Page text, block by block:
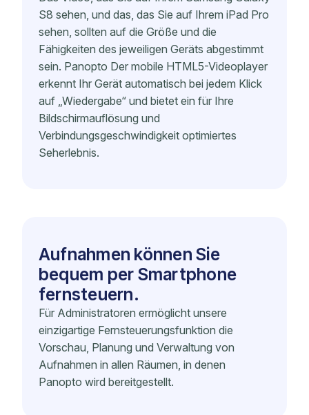
S8 sehen, und das, das Sie auf Ihrem iPad Pro
sehen, sollten auf die Größe und die
Fähigkeiten des jeweiligen Geräts abgestimmt
sein. Panopto Der mobile HTML5-Videoplayer
erkennt Ihr Gerät automatisch bei jedem Klick
auf „Wiedergabe“ und bietet ein für Ihre
Bildschirmauflösung und
Verbindungsgeschwindigkeit optimiertes
Seherlebnis.
Aufnahmen können Sie
bequem per Smartphone
fernsteuern.
Für Administratoren ermöglicht unsere
einzigartige Fernsteuerungsfunktion die
Vorschau, Planung und Verwaltung von
Aufnahmen in allen Räumen, in denen
Panopto wird bereitgestellt.